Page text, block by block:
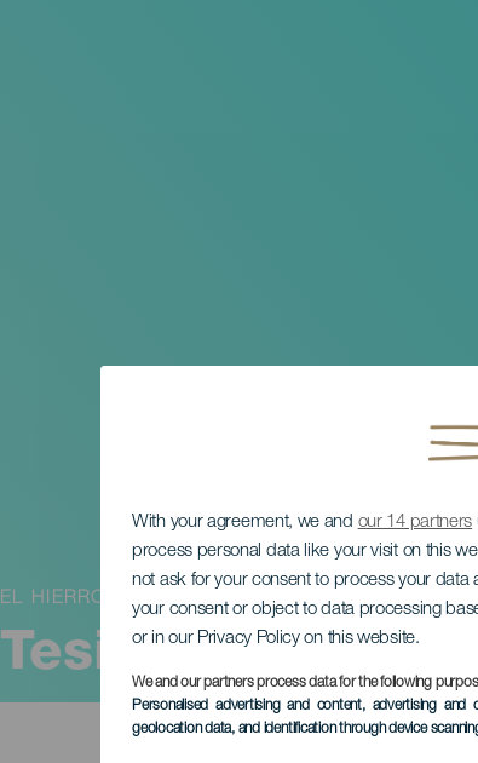
With your agreement, we and our 14 partners
process personal data like your visit on this
not ask for your consent to process your data
your consent or object to data processing
or in our Privacy Policy on this website.
We and our partners process data for the following
Personalised advertising and content, advertising and
geolocation data, and identification through device
Tesine-Fest
EL HIERRO